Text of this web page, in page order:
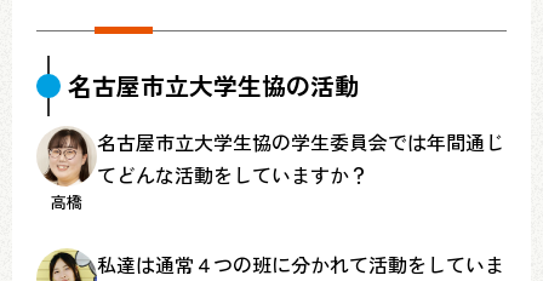
名古屋市立大学生協の活動
高橋
名古屋市立大学生協の学生委員会では年間通じ
てどんな活動をしていますか？
私達は通常４つの班に分かれて活動をしていま